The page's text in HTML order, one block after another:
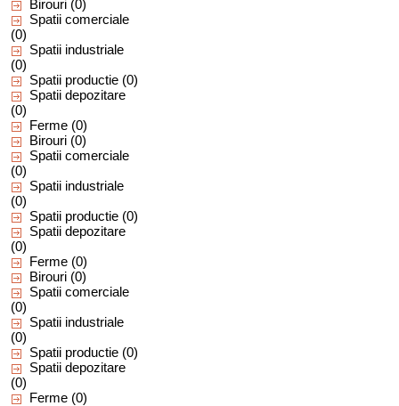
Birouri (0)
Spatii comerciale
(0)
Spatii industriale
(0)
Spatii productie (0)
Spatii depozitare
(0)
Ferme (0)
Birouri (0)
Spatii comerciale
(0)
Spatii industriale
(0)
Spatii productie (0)
Spatii depozitare
(0)
Ferme (0)
Birouri (0)
Spatii comerciale
(0)
Spatii industriale
(0)
Spatii productie (0)
Spatii depozitare
(0)
Ferme (0)